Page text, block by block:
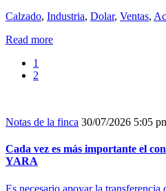
Calzado, Industria, Dolar, Ventas,
Read more
1
2
Notas de la finca 30/07/2026 5:05
Cada vez es más importante el
YARA
Es necesario apoyar la transferencia